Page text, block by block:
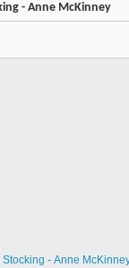
- Anne McKinney
- Anne